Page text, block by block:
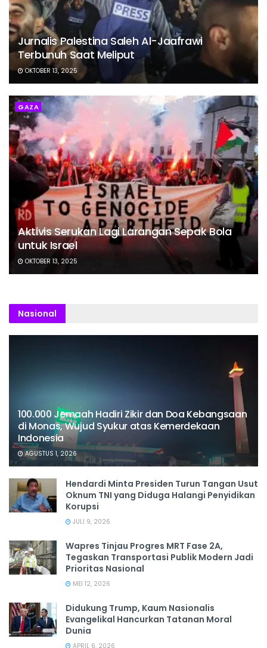
Jurnalis Palestina Saleh Al-Jaafrawi
Terbunuh Saat Meliput
OKTOBER 13, 2025
GAZA
Aktivis Serukan Lagi Larangan Sepak Bola
untuk Israel
OKTOBER 13, 2025
Nasional
100.000 Jemaah Hadiri Zikir dan Doa Kebangsaan
di Monas, Wujud Syukur atas Kemerdekaan
Indonesia
AGUSTUS 1, 2026
Hendardi Minta Presiden Turun Tangan Usut
Oknum TNI yang Diduga Halangi Penyidikan
Korupsi
JULI 9, 2026
Wapres Tinjau Progres MRT Fase 2A,
Tegaskan Transportasi Publik Modern Jadi
Prioritas Nasional
MEI 12, 2026
Didukung Trump, Kaum Nasionalis
Evangelikal Hancurkan Tatanan Moral
Dunia
APRIL 6, 2026